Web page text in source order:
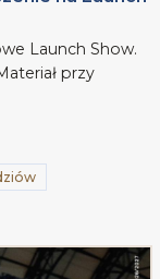
Launch Show.
przy